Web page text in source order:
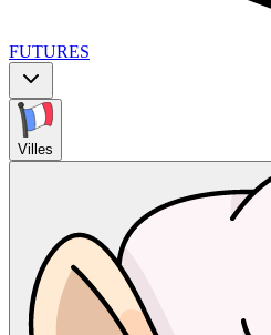
FUTURES
Villes